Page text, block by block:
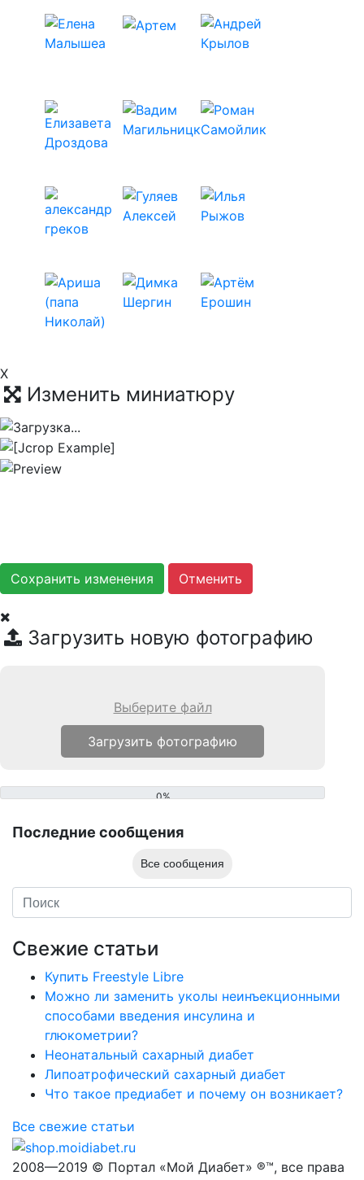
X
Изменить миниатюру
Сохранить изменения
Загрузить новую фотографию
Выберите файл
0%
Последние сообщения
Все сообщения
Свежие статьи
Купить Freestyle Libre
Можно ли заменить уколы неинъекционными
способами введения инсулина и
глюкометрии?
Неонатальный сахарный диабет
Липоатрофический сахарный диабет
Что такое предиабет и почему он возникает?
Все свежие статьи
2008—2019 © Портал «Мой Диабет» ®™, все права